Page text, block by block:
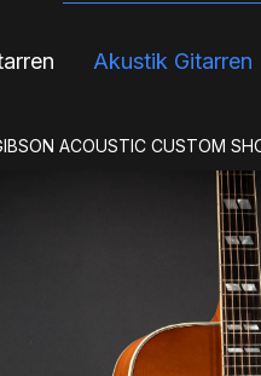
Akustik Gitarren
ACOUSTIC CUSTOM